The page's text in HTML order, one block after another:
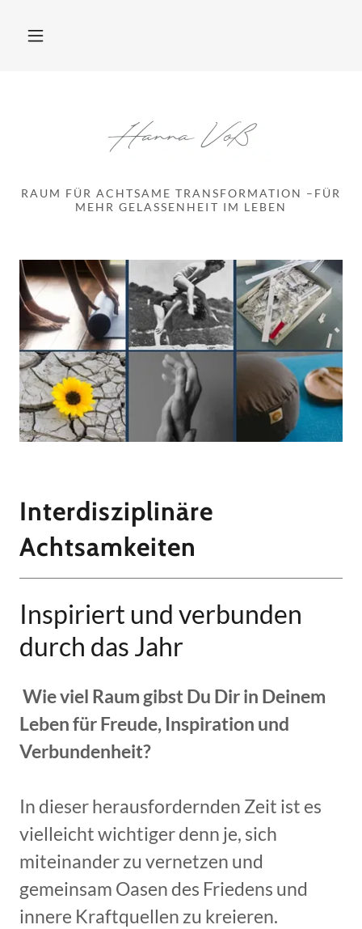
RAUM FÜR ACHTSAME TRANSFORMATION –FÜR
MEHR GELASSENHEIT IM LEBEN
Interdisziplinäre
Achtsamkeiten
Inspiriert und verbunden
durch das Jahr
Wie viel Raum gibst Du Dir in Deinem
Leben für Freude, Inspiration und
Verbundenheit?
In dieser herausfordernden Zeit ist es
vielleicht wichtiger denn je, sich
miteinander zu vernetzen und
gemeinsam Oasen des Friedens und
innere Kraftquellen zu kreieren.